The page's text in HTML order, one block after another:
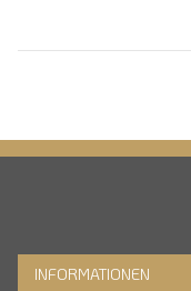
INFORMATIONEN